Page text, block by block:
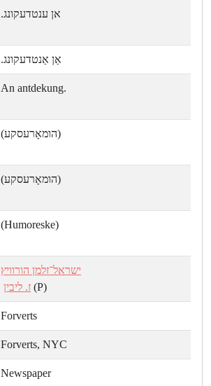
אן ענטדעקונג.
אַן אַנטדעקונג.
An antdekung.
(הומאָרעסקע)
(הומאָרעסקע)
(Humoreske)
ישראל־זלמן הורוויץ
ז. ליבין (P)
Forverts
Forverts, NYC
Newspaper